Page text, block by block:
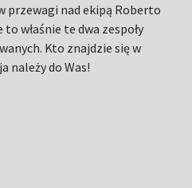
przewagi nad ekipą Roberto
właśnie te dwa zespoły
Kto znajdzie się w
należy do Was!